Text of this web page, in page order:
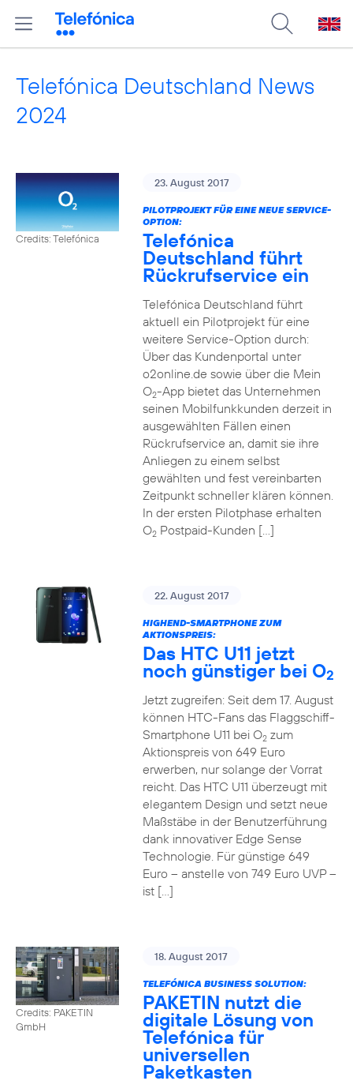
Telefónica Deutschland News
2024
Credits: Telefónica
23. August 2017
PILOTPROJEKT FÜR EINE NEUE SERVICE-
OPTION:
Telefónica
Deutschland führt
Rückrufservice ein
Telefónica Deutschland führt
aktuell ein Pilotprojekt für eine
weitere Service-Option durch:
Über das Kundenportal unter
o2online.de sowie über die Mein
O2-App bietet das Unternehmen
seinen Mobilfunkkunden derzeit in
ausgewählten Fällen einen
Rückrufservice an, damit sie ihre
Anliegen zu einem selbst
gewählten und fest vereinbarten
Zeitpunkt schneller klären können.
In der ersten Pilotphase erhalten
O2Postpaid-Kunden […]
22. August 2017
HIGHEND-SMARTPHONE ZUM
AKTIONSPREIS:
Das HTC U11 jetzt
noch günstiger bei O2
Jetzt zugreifen: Seit dem 17. August
können HTC-Fans das Flaggschiff-
Smartphone U11 bei O2zum
Aktionspreis von 649 Euro
erwerben, nur solange der Vorrat
reicht. Das HTC U11 überzeugt mit
elegantem Design und setzt neue
Maßstäbe in der Benutzerführung
dank innovativer Edge Sense
Technologie. Für günstige 649
Euro – anstelle von 749 Euro UVP –
ist […]
Credits: PAKETIN
GmbH
18. August 2017
TELEFÓNICA BUSINESS SOLUTION:
PAKETIN nutzt die
digitale Lösung von
Telefónica für
universellen
Paketkasten